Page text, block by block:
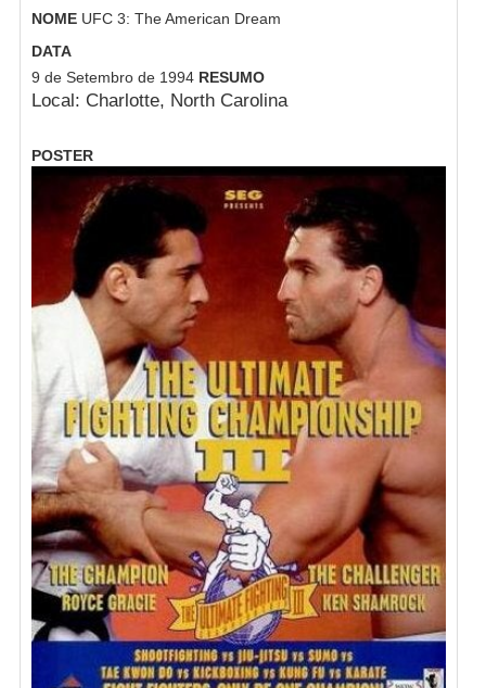
NOMEUFC 3: The American Dream
DATA
9 de Setembro de 1994 RESUMO
Local: Charlotte, North Carolina
POSTER